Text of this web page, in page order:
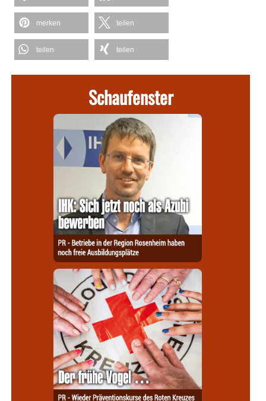
merken teilen
teilen teilen
Schaufenster